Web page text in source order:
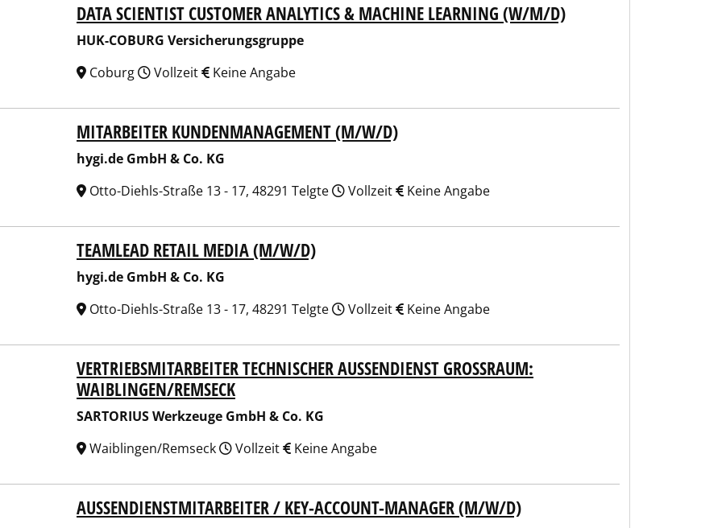
COBURG Versicherungsgruppe
DATA SCIENTIST CUSTOMER ANALYTICS & MACHINE LEARNING (W/M/D)
HUK-COBURG Versicherungsgruppe
Coburg
Vollzeit Keine Angabe
GmbH & Co. KGMITARBEITER KUNDENMANAGEMENT (M/W/D)
hygi.de GmbH & Co. KG
Otto-Diehls-Straße 13 - 17, 48291 Telgte
Vollzeit Keine Angabe
GmbH & Co. KGTEAMLEAD RETAIL MEDIA (M/W/D)
hygi.de GmbH & Co. KG
Otto-Diehls-Straße 13 - 17, 48291 Telgte
Vollzeit Keine Angabe
Werkzeuge GmbH & Co. KG
VERTRIEBSMITARBEITER TECHNISCHER AUSSENDIENST GROSSRAUM: WA
IBLINGEN/REMSECK
SARTORIUS Werkzeuge GmbH & Co. KG
Waiblingen/Remseck
Vollzeit Keine Angabe
Messwertaufnehmer OHG
AUSSENDIENSTMITARBEITER / KEY-ACCOUNT-MANAGER (M/W/D)